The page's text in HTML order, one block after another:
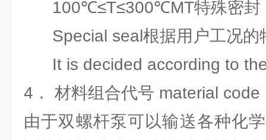
100℃≤T≤300℃MT特殊密封
Special seal根据用户工况的
It is decided according to the
4． 材料组合代号 material code
由于双螺杆泵可以输送各种化